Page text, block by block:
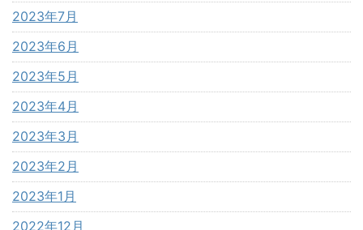
2023年7月
2023年6月
2023年5月
2023年4月
2023年3月
2023年2月
2023年1月
2022年12月